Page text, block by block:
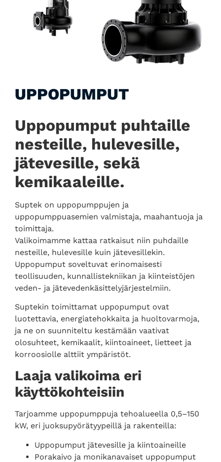
UPPOPUMPUT
Uppopumput puhtaille
nesteille, hulevesille,
jätevesille, sekä
kemikaaleille.
Suptek on uppopumppujen ja
uppopumppuasemien valmistaja, maahantuoja ja
toimittaja.
Valikoimamme kattaa ratkaisut niin puhdaille
nesteille, hulevesille kuin jätevesillekin.
Uppopumput soveltuvat erinomaisesti
teollisuuden, kunnallistekniikan ja kiinteistöjen
veden- ja jätevedenkäsittelyjärjestelmiin.
Suptekin toimittamat uppopumput ovat
luotettavia, energiatehokkaita ja huoltovarmoja,
ja ne on suunniteltu kestämään vaativat
olosuhteet, kemikaalit, kiintoaineet, lietteet ja
korroosiolle alttiit ympäristöt.
Laaja valikoima eri
käyttökohteisiin
Tarjoamme uppopumppuja tehoalueella 0,5–150
kW, eri juoksupyörätyypeillä ja rakenteilla:
Uppopumput jätevesille ja kiintoaineille
Porakaivo ja monikanavaiset uppopumput